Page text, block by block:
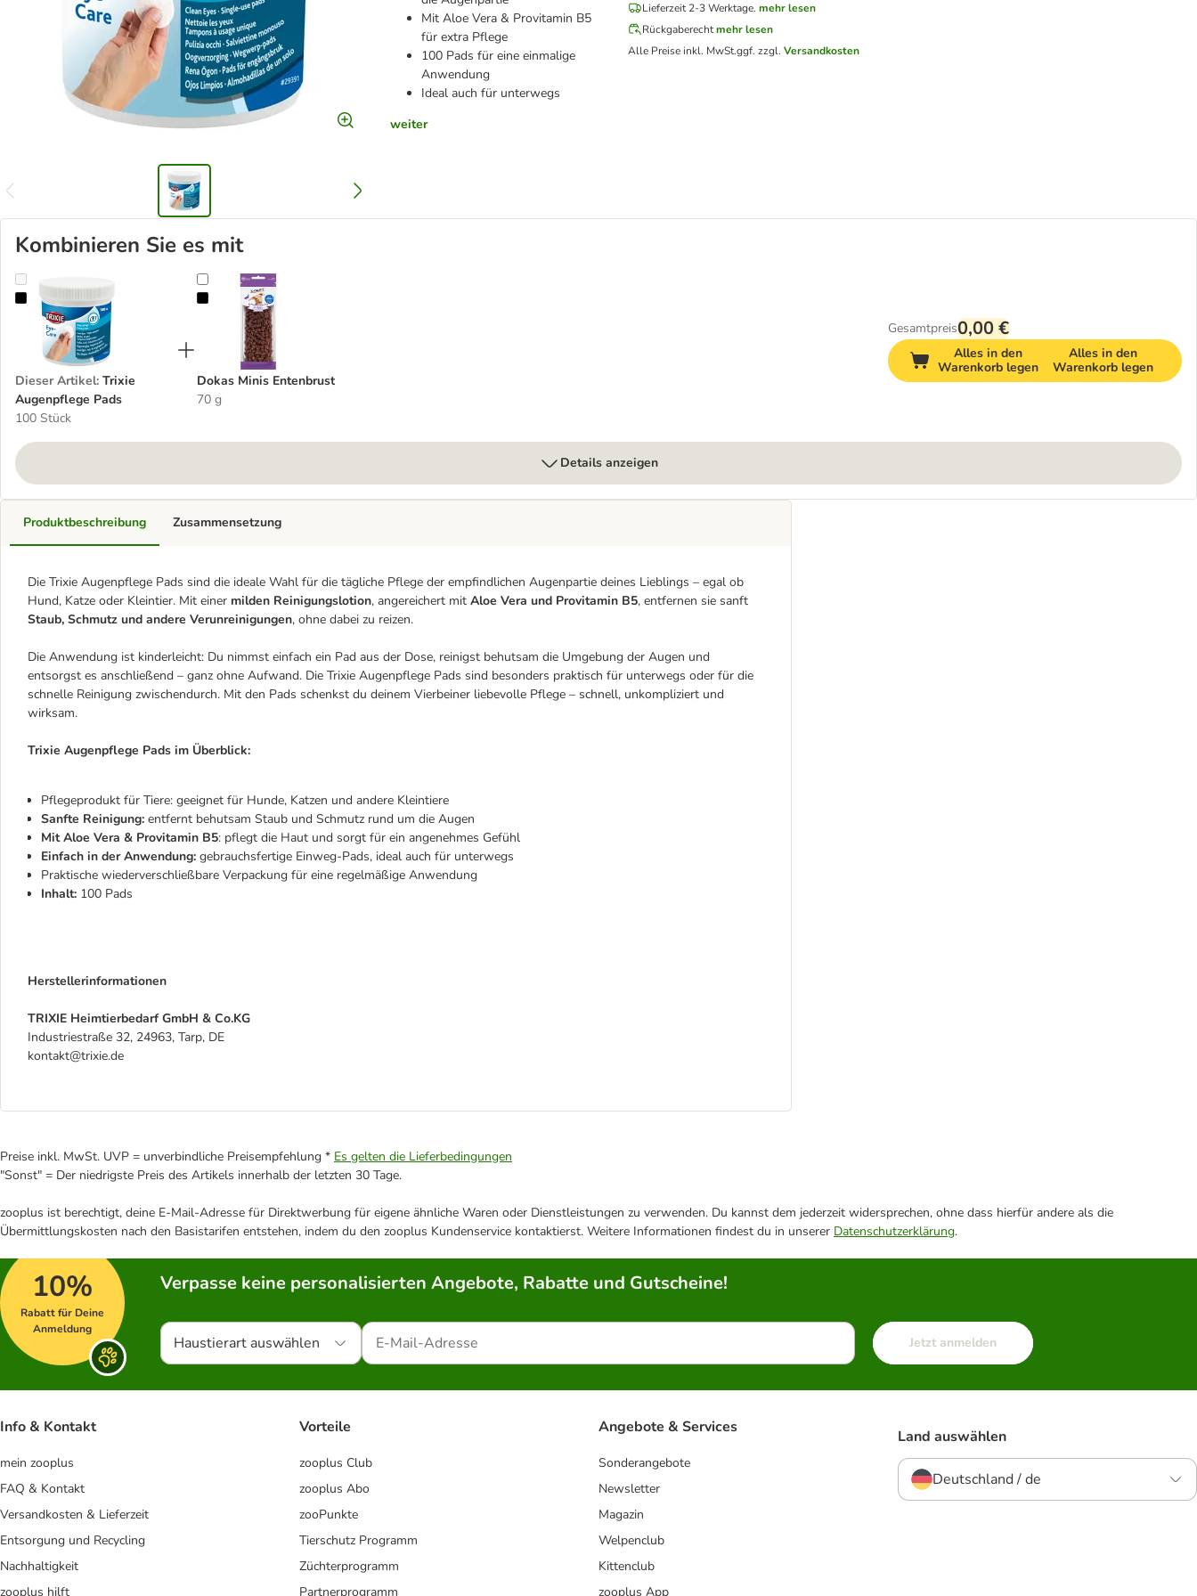
Mit Aloe Vera & Provitamin B5
für extra Pflege
100 Pads für eine einmalige
Anwendung
Ideal auch für unterwegs
weiter
Lieferzeit 2-3 Werktage. mehr lesen
Rückgaberechtmehr lesen
Alle Preise inkl. MwSt.ggf. zzgl.Versandkosten
Kombinieren Sie es mit
Trixie Augenpflege Pads
Dieser Artikel: Trixie
Augenpflege Pads
100 Stück
Dokas Minis Entenbrust
Dokas Minis Entenbrust
70 g
Gesamtpreis0,00 €
Alles in den
Warenkorb legen
Alles in den
Warenkorb legen
Details anzeigen
Produktbeschreibung
Die Trixie Augenpflege Pads sind die ideale Wahl für die tägliche Pflege der empfindlichen Augenpartie deines Lieblings – egal ob
Hund, Katze oder Kleintier. Mit einer milden Reinigungslotion, angereichert mit Aloe Vera und Provitamin B5, entfernen sie sanft
Staub, Schmutz und andere Verunreinigungen, ohne dabei zu reizen.
Die Anwendung ist kinderleicht: Du nimmst einfach ein Pad aus der Dose, reinigst behutsam die Umgebung der Augen und
entsorgst es anschließend – ganz ohne Aufwand. Die Trixie Augenpflege Pads sind besonders praktisch für unterwegs oder für die
schnelle Reinigung zwischendurch. Mit den Pads schenkst du deinem Vierbeiner liebevolle Pflege – schnell, unkompliziert und
wirksam.
Trixie Augenpflege Pads im Überblick:
Pflegeprodukt für Tiere: geeignet für Hunde, Katzen und andere Kleintiere
Sanfte Reinigung: entfernt behutsam Staub und Schmutz rund um die Augen
Mit Aloe Vera & Provitamin B5: pflegt die Haut und sorgt für ein angenehmes Gefühl
Einfach in der Anwendung: gebrauchsfertige Einweg-Pads, ideal auch für unterwegs
Praktische wiederverschließbare Verpackung für eine regelmäßige Anwendung
Inhalt: 100 Pads
Herstellerinformationen
TRIXIE Heimtierbedarf GmbH & Co.KG
Industriestraße 32, 24963, Tarp, DE
kontakt@trixie.de
Zusammensetzung
Preise inkl. MwSt. UVP = unverbindliche Preisempfehlung * Es gelten die Lieferbedingungen
"Sonst" = Der niedrigste Preis des Artikels innerhalb der letzten 30 Tage.
zooplus ist berechtigt, deine E-Mail-Adresse für Direktwerbung für eigene ähnliche Waren oder Dienstleistungen zu verwenden. Du kannst dem jederzeit widersprechen, ohne dass hierfür andere als die
Übermittlungskosten nach den Basistarifen entstehen, indem du den zooplus Kundenservice kontaktierst. Weitere Informationen findest du in unserer Datenschutzerklärung.
10%
Rabatt für Deine
Anmeldung
Verpasse keine personalisierten Angebote, Rabatte und Gutscheine!
Haustierart auswählen Jetzt anmelden
Info & Kontakt
mein zooplus
FAQ & Kontakt
Versandkosten & Lieferzeit
Entsorgung und Recycling
Nachhaltigkeit
zooplus hilft
Vorteile
zooplus Club
zooplus Abo
zooPunkte
Tierschutz Programm
Züchterprogramm
Partnerprogramm
Angebote & Services
Sonderangebote
Newsletter
Magazin
Welpenclub
Kittenclub
zooplus App
Land auswählen
Deutschland / de